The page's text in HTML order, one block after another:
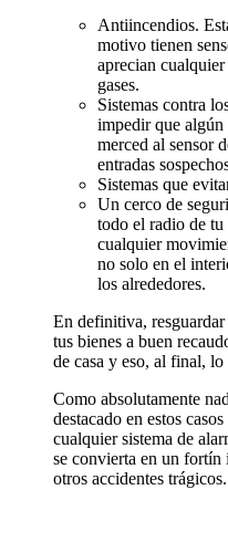
Antiincendios.
motivo tienen
aprecian
gases.
Sistemas contra
impedir que algún
merced al sensor
entradas
Sistemas que
Un cerco de
todo el radio de
cualquier
no solo en el
los alrededores.
En definitiva, resguardar
tus bienes a buen
de casa y eso, al final,
Como absolutamente
destacado en estos
cualquier sistema de
se convierta en un fortín
otros accidentes trágicos.